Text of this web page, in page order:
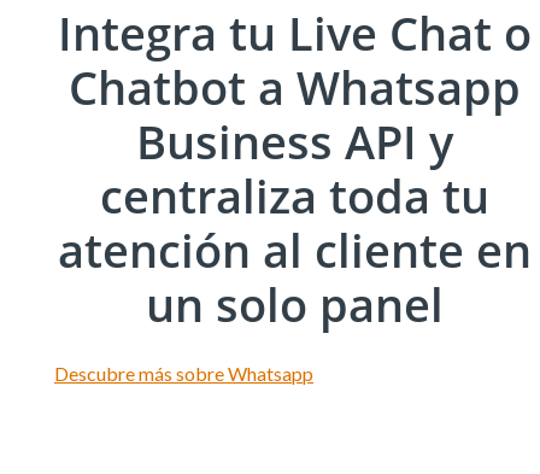
Integra tu Live Chat o
Chatbot a Whatsapp
Business API y
centraliza toda tu
atención al cliente en
un solo panel
Descubre más sobre Whatsapp